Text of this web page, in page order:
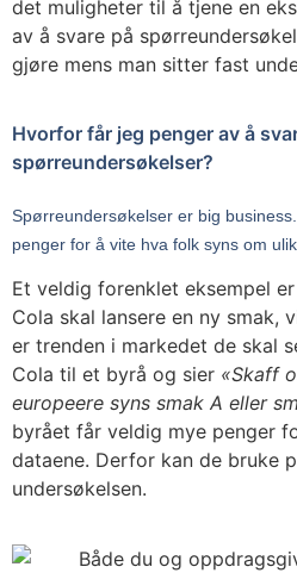
det muligheter til å tjene en
av å svare på
gjøre mens man sitter fast
Hvorfor får jeg penger av å
spørreundersøkelser?
Spørreundersøkelser er big
penger for å vite hva folk syns om
Et veldig forenklet eksempel
Cola skal lansere en ny smak,
er trenden i markedet de skal
Cola til et byrå og sier «Skaff
europeere syns smak A eller
byrået får veldig mye penger
dataene. Derfor kan de bruke
undersøkelsen.